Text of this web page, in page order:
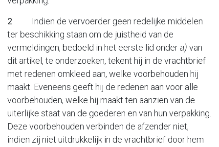
2
Indien de vervoerder geen redelijke middelen
ter beschikking staan om de juistheid van de
vermeldingen, bedoeld in het eerste lid ondera) van
dit artikel, te onderzoeken, tekent hij in de vrachtbrief
met redenen omkleed aan, welke voorbehouden hij
maakt. Eveneens geeft hij de redenen aan voor alle
voorbehouden, welke hij maakt ten aanzien van de
uiterlijke staat van de goederen en van hun verpakking.
Deze voorbehouden verbinden de afzender niet,
indien zij niet uitdrukkelijk in de vrachtbrief door hem